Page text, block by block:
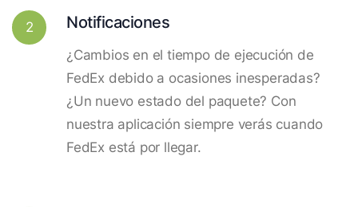
2 Notificaciones
¿Cambios en el tiempo de ejecución de
FedEx debido a ocasiones inesperadas?
¿Un nuevo estado del paquete? Con
nuestra aplicación siempre verás cuando
FedEx está por llegar.